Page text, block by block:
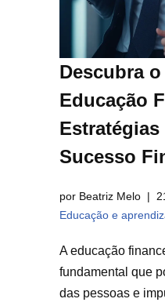
Descubra
Educação
Estratégias
Sucesso
por Beatriz Melo
Educação e
A educação
fundamental que
das pessoas e